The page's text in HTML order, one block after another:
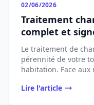
02/06/2026
Traitement
complet et
Le traitement de
pérennité de votre
habitation. Face aux
Lire l'article